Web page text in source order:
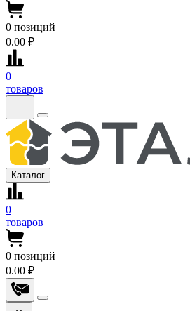
0 позиций
0.00 ₽
0
товаров
Каталог
0
товаров
0 позиций
0.00 ₽